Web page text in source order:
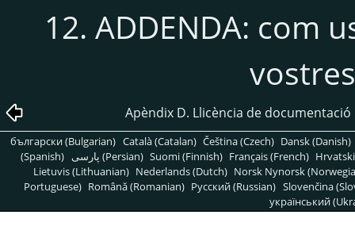
12. ADDENDA: com
Apèndix D. Llicència de
български (Bulgarian) Català (Catalan) Čeština (Czech) Dansk (Danish)
(Spanish)
پارسی (Persian) Suomi (Finnish) Français (French)
Lietuvis (Lithuanian) Nederlands (Dutch) Norsk Nynorsk
Portuguese) Română (Romanian) Pусский (Russian) Slovenčina
український